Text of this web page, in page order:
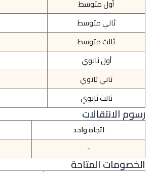
أول متوسط
ثاني متوسط
ثالث متوسط
أول ثانوي
ثاني ثانوي
ثالث ثانوي
رسوم الانتقالات
اتجاه واحد
-
الخصومات المتاحة